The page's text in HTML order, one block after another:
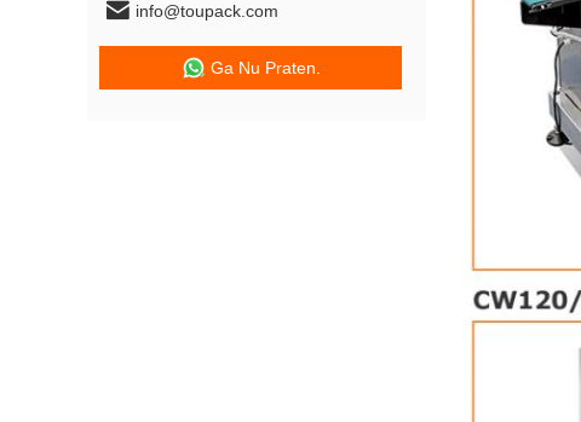
info@toupack.com
Ga Nu Praten.